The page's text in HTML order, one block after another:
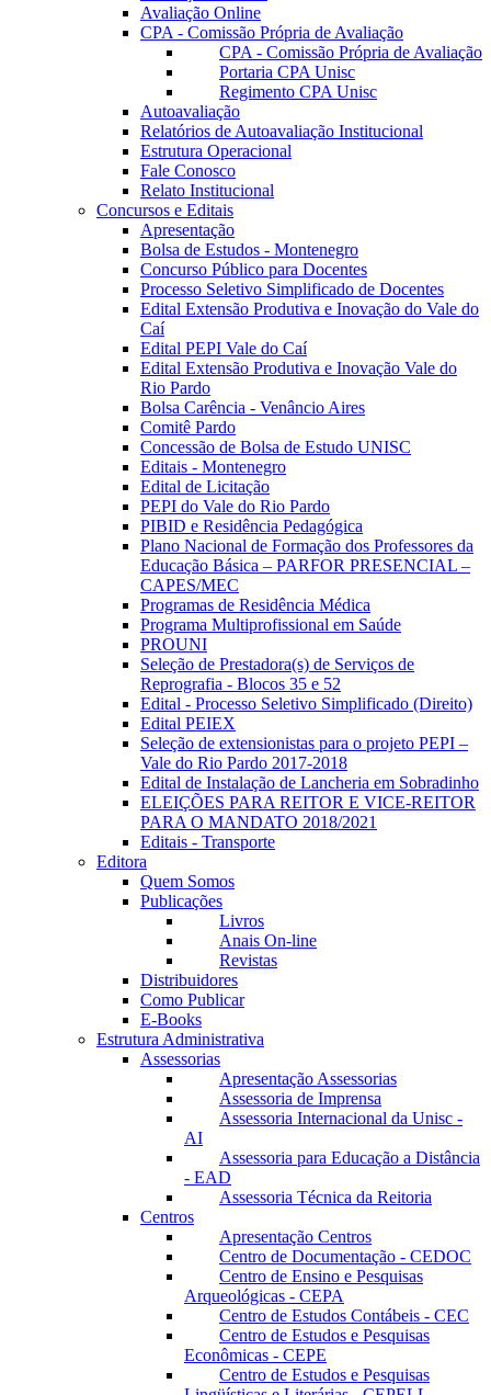
Avaliação Online
CPA - Comissão Própria de Avaliação
CPA - Comissão Própria de Avaliação
Portaria CPA Unisc
Regimento CPA Unisc
Autoavaliação
Relatórios de Autoavaliação Institucional
Estrutura Operacional
Fale Conosco
Relato Institucional
Concursos e Editais
Apresentação
Bolsa de Estudos - Montenegro
Concurso Público para Docentes
Processo Seletivo Simplificado de Docentes
Edital Extensão Produtiva e Inovação do Vale do
Caí
Edital PEPI Vale do Caí
Edital Extensão Produtiva e Inovação Vale do
Rio Pardo
Bolsa Carência - Venâncio Aires
Comitê Pardo
Concessão de Bolsa de Estudo UNISC
Editais - Montenegro
Edital de Licitação
PEPI do Vale do Rio Pardo
PIBID e Residência Pedagógica
Plano Nacional de Formação dos Professores da
Educação Básica – PARFOR PRESENCIAL –
CAPES/MEC
Programas de Residência Médica
Programa Multiprofissional em Saúde
PROUNI
Seleção de Prestadora(s) de Serviços de
Reprografia - Blocos 35 e 52
Edital - Processo Seletivo Simplificado (Direito)
Edital PEIEX
Seleção de extensionistas para o projeto PEPI –
Vale do Rio Pardo 2017-2018
Edital de Instalação de Lancheria em Sobradinho
ELEIÇÕES PARA REITOR E VICE-REITOR
PARA O MANDATO 2018/2021
Editais - Transporte
Editora
Quem Somos
Publicações
Livros
Anais On-line
Revistas
Distribuidores
Como Publicar
E-Books
Estrutura Administrativa
Assessorias
Apresentação Assessorias
Assessoria de Imprensa
Assessoria Internacional da Unisc -
AI
Assessoria para Educação a Distância
- EAD
Assessoria Técnica da Reitoria
Centros
Apresentação Centros
Centro de Documentação - CEDOC
Centro de Ensino e Pesquisas
Arqueológicas - CEPA
Centro de Estudos Contábeis - CEC
Centro de Estudos e Pesquisas
Econômicas - CEPE
Centro de Estudos e Pesquisas